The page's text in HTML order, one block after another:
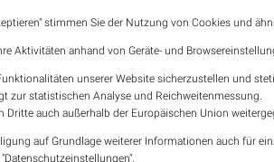
stimmen Sie der Nutzung von Cookies und
Aktivitäten anhand von Geräte- und
unserer Website sicherzustellen und
zur statistischen Analyse und Reichweitenmessung.
Dritte auch außerhalb der Europäischen Union
auf Grundlage weiterer Informationen auch für